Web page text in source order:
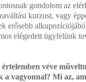
gondolom az
kurzust, vagy
erősebb
elégedett ügyfelünk
véve
vagyonnal? Mi az,